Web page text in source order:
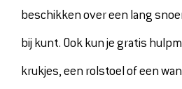
beschikken over een lang
bij kunt. Ook kun je gratis
krukjes, een rolstoel of een